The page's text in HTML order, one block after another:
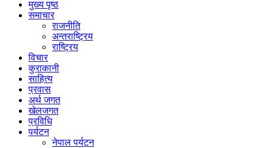
मुख्य पृष्ठ
समाचार
राजनीति
अन्तराष्ट्रिय
राष्ट्रिय
विचार
कुराकानी
साहित्य
प्रवास
अर्थ जगत
खेलजगत
प्रविधि
पर्यटन
नेपाल पर्यटन